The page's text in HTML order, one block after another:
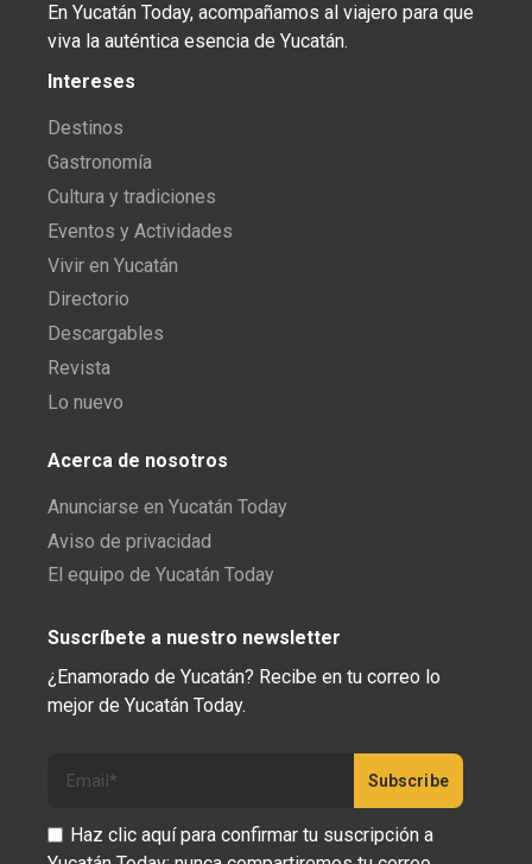
En Yucatán Today, acompañamos al viajero para que
viva la auténtica esencia de Yucatán.
Intereses
Destinos
Gastronomía
Cultura y tradiciones
Eventos y Actividades
Vivir en Yucatán
Directorio
Descargables
Revista
Lo nuevo
Acerca de nosotros
Anunciarse en Yucatán Today
Aviso de privacidad
El equipo de Yucatán Today
Suscríbete a nuestro newsletter
¿Enamorado de Yucatán? Recibe en tu correo lo
mejor de Yucatán Today.
Haz clic aquí para confirmar tu suscripción a